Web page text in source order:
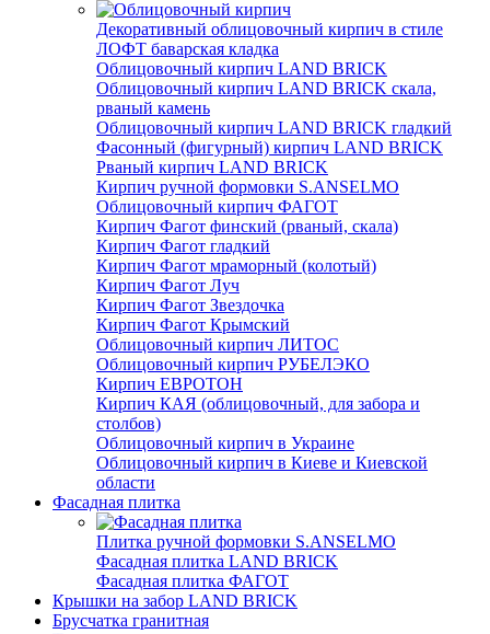
Декоративный облицовочный кирпич в стиле
ЛОФТ баварская кладка
Облицовочный кирпич LAND BRICK
Облицовочный кирпич LAND BRICK скала,
рваный камень
Облицовочный кирпич LAND BRICK гладкий
Фасонный (фигурный) кирпич LAND BRICK
Рваный кирпич LAND BRICK
Кирпич ручной формовки S.ANSELMO
Облицовочный кирпич ФАГОТ
Кирпич Фагот финский (рваный, скала)
Кирпич Фагот гладкий
Кирпич Фагот мраморный (колотый)
Кирпич Фагот Луч
Кирпич Фагот Звездочка
Кирпич Фагот Крымский
Облицовочный кирпич ЛИТОС
Облицовочный кирпич РУБЕЛЭКО
Кирпич ЕВРОТОН
Кирпич КАЯ (облицовочный, для забора и
столбов)
Облицовочный кирпич в Украине
Облицовочный кирпич в Киеве и Киевской
области
Фасадная плитка
Плитка ручной формовки S.ANSELMO
Фасадная плитка LAND BRICK
Фасадная плитка ФАГОТ
Крышки на забор LAND BRICK
Брусчатка гранитная